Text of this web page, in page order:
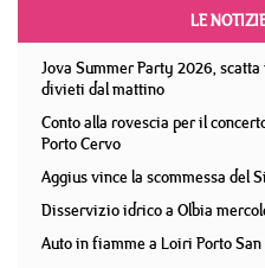
LE
Jova Summer Party 2026,
divieti dal mattino
Conto alla rovescia per il
Porto Cervo
Aggius vince la scommessa del
Disservizio idrico a Olbia
Auto in fiamme a Loiri Porto San